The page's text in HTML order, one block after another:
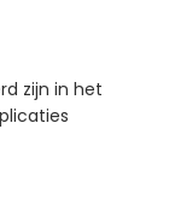
zijn in het